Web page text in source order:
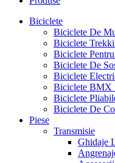
Biciclete
Biciclete De
Biciclete
Biciclete
Biciclete De
Biciclete
Biciclete BMX
Biciclete
Biciclete De
Piese
Transmisie
Ghidaje